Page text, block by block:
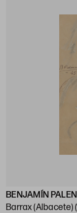
BENJAMÍN
Barrax (Albacete)